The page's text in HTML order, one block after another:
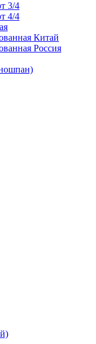
3/4
4/4
Китай
Россия